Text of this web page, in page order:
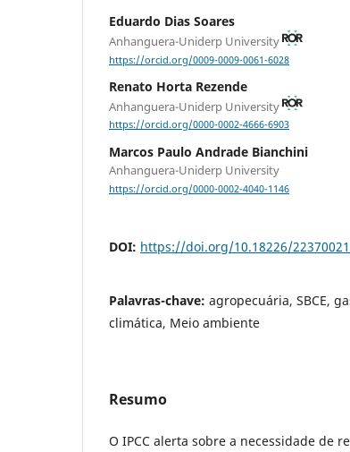
Eduardo Dias Soares
Anhanguera-Uniderp University
https://orcid.org/0009-0009-0061-6028
Renato Horta Rezende
Anhanguera-Uniderp University
https://orcid.org/0000-0002-4666-6903
Marcos Paulo Andrade Bianchini
Anhanguera-Uniderp University
https://orcid.org/0000-0002-4040-1146
DOI: https://doi.org/10.18226/
Palavras-chave: agropecuária, SBCE,
climática, Meio ambiente
Resumo
O IPCC alerta sobre a necessidade de